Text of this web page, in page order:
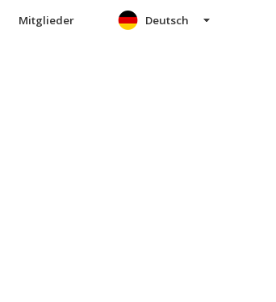
Mitglieder Deutsch